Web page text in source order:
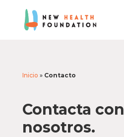
Inicio » Contacto
Contacta con
nosotros.